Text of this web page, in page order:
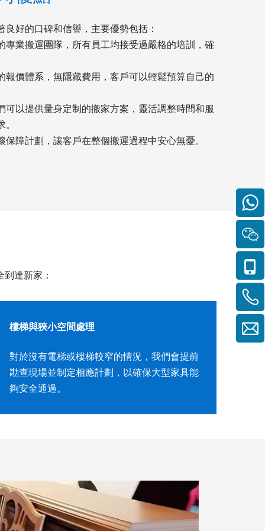
好的口碑和信譽，主要優勢包括：
專業搬運團隊，所有員工均接受過嚴格的培訓，確
報價體系，無隱藏費用，客戶可以輕鬆預算自己的
可以提供量身定制的搬家方案，靈活調整時間和服
保障計劃，讓客戶在整個搬運過程中安心無憂。
達新家：
樓梯與狹小空間處理
對於沒有電梯或樓梯較窄的情況，我們會提前
勘查現場並制定相應計劃，以確保大型家具能
夠安全通過。